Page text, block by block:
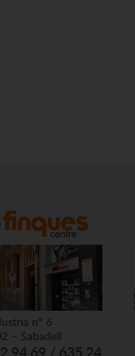
nº 6
– Sabadell
94 69 / 635 24